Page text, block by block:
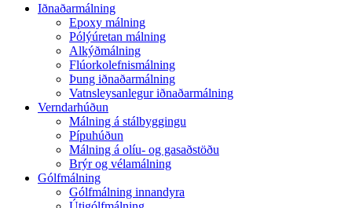
Iðnaðarmálning
Epoxy málning
Pólýúretan málning
Alkýðmálning
Flúorkolefnismálning
Þung iðnaðarmálning
Vatnsleysanlegur iðnaðarmálning
Verndarhúðun
Málning á stálbyggingu
Pípuhúðun
Málning á olíu- og gasaðstöðu
Brýr og vélamálning
Gólfmálning
Gólfmálning innandyra